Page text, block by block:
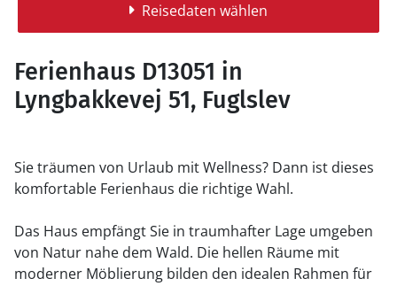
Reisedaten wählen
Ferienhaus D13051 in
Lyngbakkevej 51, Fuglslev
Sie träumen von Urlaub mit Wellness? Dann ist dieses
komfortable Ferienhaus die richtige Wahl.
Das Haus empfängt Sie in traumhafter Lage umgeben
von Natur nahe dem Wald. Die hellen Räume mit
moderner Möblierung bilden den idealen Rahmen für